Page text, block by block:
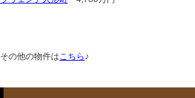
その他の物件はこちら ♪